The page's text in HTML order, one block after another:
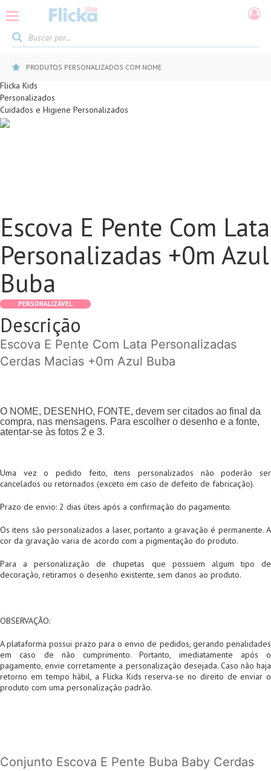
PRODUTOS PERSONALIZADOS COM NOME
Flicka Kids
Personalizados
Cuidados e Higiene Personalizados
Escova E Pente Com Lata
Personalizadas +0m Azul
Buba
PERSONALIZÁVEL
Descrição
Escova E Pente Com Lata Personalizadas
Cerdas Macias +0m Azul Buba
O NOME, DESENHO, FONTE, devem ser citados ao final da
compra, nas mensagens. Para escolher o desenho e a fonte,
atentar-se às fotos 2 e 3.
Uma vez o pedido feito, itens personalizados não poderão ser
cancelados ou retornados (exceto em caso de defeito de fabricação).
Prazo de envio: 2 dias úteis após a confirmação do pagamento.
Os itens são personalizados a laser, portanto a gravação é permanente. A
cor da gravação varia de acordo com a pigmentação do produto.
Para a personalização de chupetas que possuem algum tipo de
decoração, retiramos o desenho existente, sem danos ao produto.
OBSERVAÇÃO:
A plataforma possui prazo para o envio de pedidos, gerando penalidades
em caso de não cumprimento. Portanto, imediatamente após o
pagamento, envie corretamente a personalização desejada. Caso não haja
retorno em tempo hábil, a Flicka Kids reserva-se no direito de enviar o
produto com uma personalização padrão.
Conjunto Escova E Pente Buba Baby Cerdas